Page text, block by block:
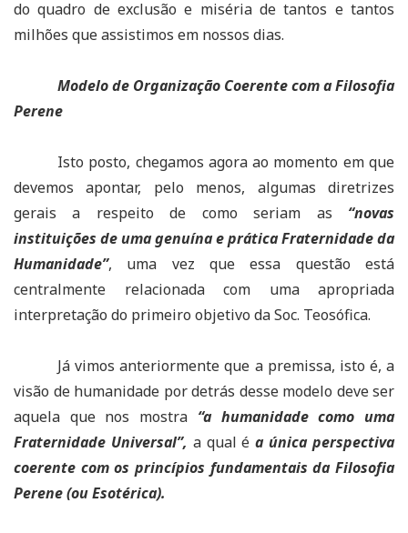
do quadro de exclusão e miséria de tantos e tantos
milhões que assistimos em nossos dias.
Modelo de Organização Coerente com a Filosofia
Perene
Isto posto, chegamos agora ao momento em que
devemos apontar, pelo menos, algumas diretrizes
gerais a respeito de como seriam as “novas
instituições de uma genuína e prática Fraternidade da
Humanidade”, uma vez que essa questão está
centralmente relacionada com uma apropriada
interpretação do primeiro objetivo da Soc. Teosófica.
Já vimos anteriormente que a premissa, isto é, a
visão de humanidade por detrás desse modelo deve ser
aquela que nos mostra “a humanidade como uma
Fraternidade Universal”, a qual éa única perspectiva
coerente com os princípios fundamentais da Filosofia
Perene (ou Esotérica).